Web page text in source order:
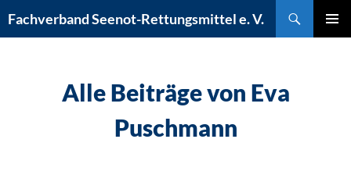
Inhalt
Fachverband Seenot-Rettungsmittel e. V.
Alle Beiträge von Eva
Puschmann